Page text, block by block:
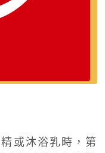
或沐浴乳時，第